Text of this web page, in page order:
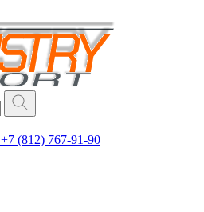
+7 (812) 767-91-90